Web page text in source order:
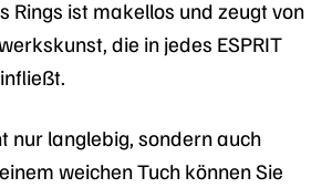
Rings ist makellos und zeugt von
die in jedes ESPRIT
nur langlebig, sondern auch
weichen Tuch können Sie